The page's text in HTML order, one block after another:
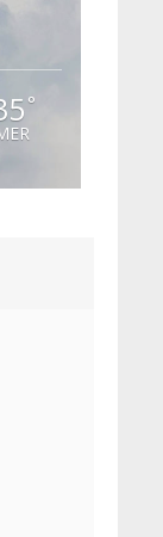
°